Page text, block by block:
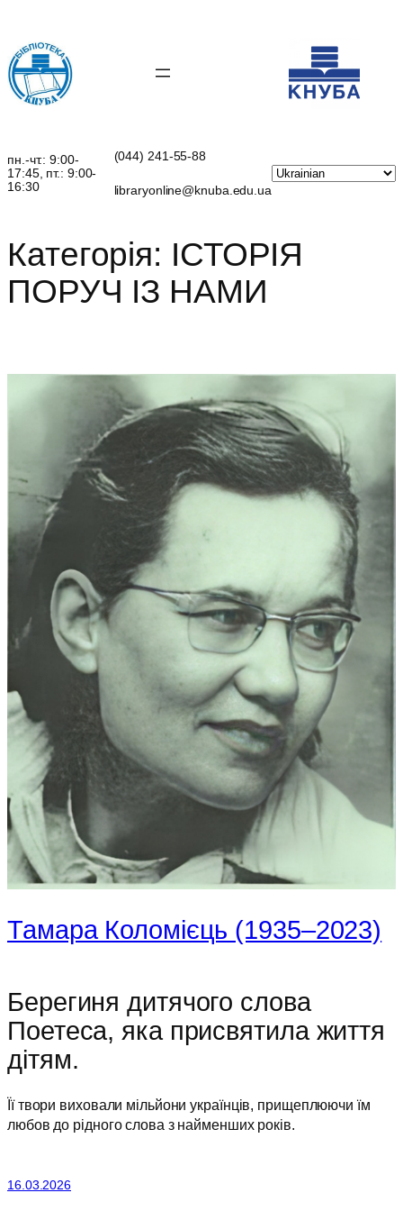
вмісту
пн.-чт.: 9:00-
17:45, пт.: 9:00-
16:30
(044) 241-55-88
libraryonline@knuba.edu.ua
Категорія: ІСТОРІЯ
ПОРУЧ ІЗ НАМИ
Тамара Коломієць (1935–2023)
Берегиня дитячого слова
Поетеса, яка присвятила життя
дітям.
Її твори виховали мільйони українців, прищеплюючи їм
любов до рідного слова з найменших років.
16.03.2026